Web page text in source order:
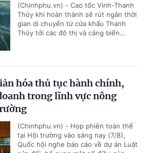
(Chinhphu.vn) - Cao tốc Vinh-Thanh
Thủy khi hoàn thành sẽ rút ngắn thời
gian di chuyển từ cửa khẩu Thanh
Thủy tới các đô thị và cảng biển...
hóa thủ tục hành chính,
trong lĩnh vực nông
(Chinhphu.vn) - Họp phiên toàn thể
tại Hội trường vào sáng nay (7/8),
Quốc hội nghe báo cáo về dự án Luật